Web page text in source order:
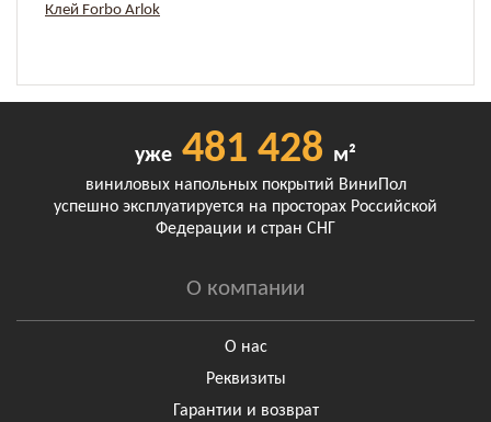
Клей Forbo Arlok
уже 481 428 м²
виниловых напольных покрытий ВиниПол
успешно эксплуатируется на просторах Российской
Федерации и стран СНГ
О компании
О нас
Реквизиты
Гарантии и возврат